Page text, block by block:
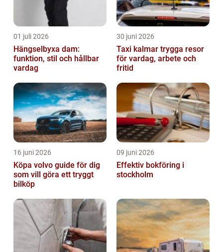
01 juli 2026
Hängselbyxa dam:
funktion, stil och hållbar
vardag
30 juni 2026
Taxi kalmar trygga resor
för vardag, arbete och
fritid
16 juni 2026
Köpa volvo guide för dig
som vill göra ett tryggt
bilköp
09 juni 2026
Effektiv bokföring i
stockholm